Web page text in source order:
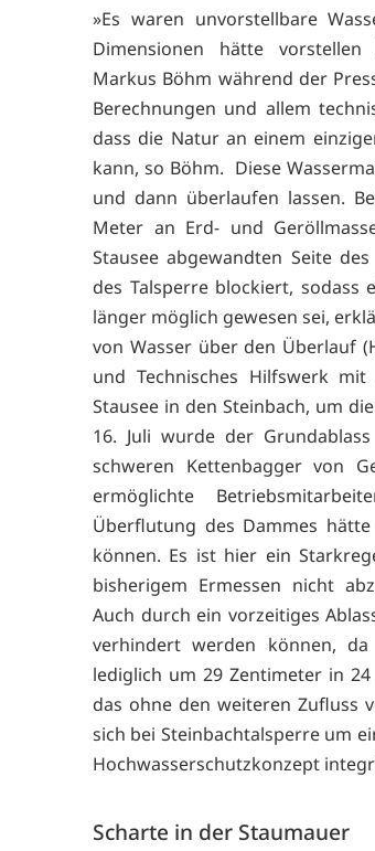
»Es waren unvorstellbare
Dimensionen hätte vorstellen
Markus Böhm während der
Berechnungen und allem
dass die Natur an einem
kann, so Böhm. Diese
und dann überlaufen lassen.
Meter an Erd- und
Stausee abgewandten Seite
des Talsperre blockiert, sodass
länger möglich gewesen sei,
von Wasser über den Überlauf
und Technisches Hilfswerk
Stausee in den Steinbach, um
16. Juli wurde der
schweren Kettenbagger von
ermöglichte
Überflutung des Dammes
können. Es ist hier ein
bisherigem Ermessen nicht
Auch durch ein vorzeitiges
verhindert werden können,
lediglich um 29 Zentimeter in
das ohne den weiteren Zufluss
sich bei Steinbachtalsperre um
Hochwasserschutzkonzept
Scharte in der Staumauer